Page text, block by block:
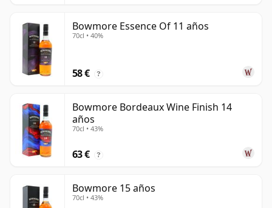
Bowmore Essence Of 11 años
70cl • 40%
58 € ?
Bowmore Bordeaux Wine Finish 14
años
70cl • 43%
63 € ?
Bowmore 15 años
70cl • 43%